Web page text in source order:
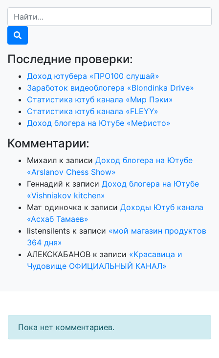
Последние проверки:
Доход ютубера «ПРО100 слушай»
Заработок видеоблогера «Blondinka Drive»
Статистика ютуб канала «Мир Пэки»
Статистика ютуб канала «FLEYY»
Доход блогера на Ютубе «Мефисто»
Комментарии:
Михаил к записи Доход блогера на Ютубе
«Arslanov Chess Show»
Геннадий к записи Доход блогера на Ютубе
«Vishniakov kitchen»
Мат одиночка к записи Доходы Ютуб канала
«Асхаб Тамаев»
listensilents к записи «мой магазин продуктов
364 дня»
АЛЕКСКАБАНОВ к записи «Красавица и
Чудовище ОФИЦИАЛЬНЫЙ КАНАЛ»
Пока нет комментариев.